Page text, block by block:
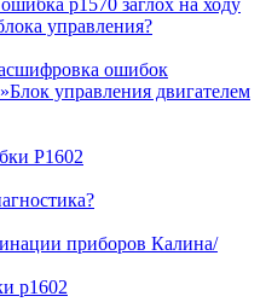
управления?
ошибок
управления двигателем
Р1602
приборов Калина/
p1602